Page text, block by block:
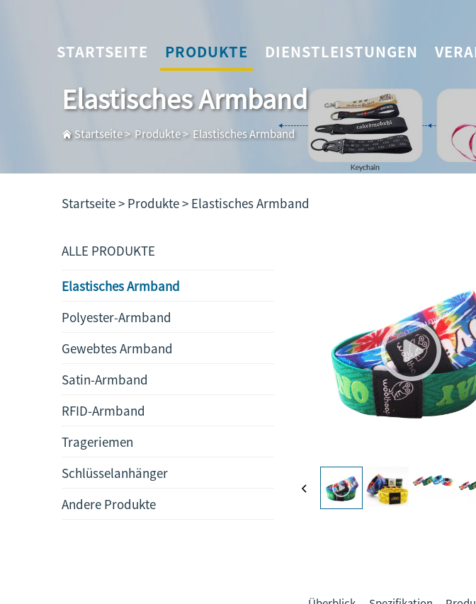
STARTSEITE PRODUKTE DIENSTLEISTUNGEN
Elastisches Armband
Startseite> Produkte> Elastisches Armband
Startseite > Produkte> Elastisches Armband
ALLE PRODUKTE
Elastisches Armband
Polyester-Armband
Gewebtes Armband
Satin-Armband
RFID-Armband
Trageriemen
Schlüsselanhänger
Andere Produkte